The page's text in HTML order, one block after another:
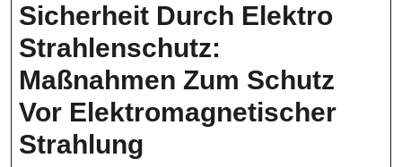
Sicherheit Durch Elektro
Strahlenschutz:
Maßnahmen Zum Schutz
Vor Elektromagnetischer
Strahlung